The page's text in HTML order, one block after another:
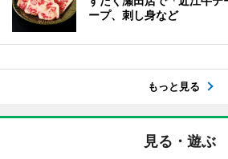
ープ、刺し身など
もっと見る
見る・遊ぶ